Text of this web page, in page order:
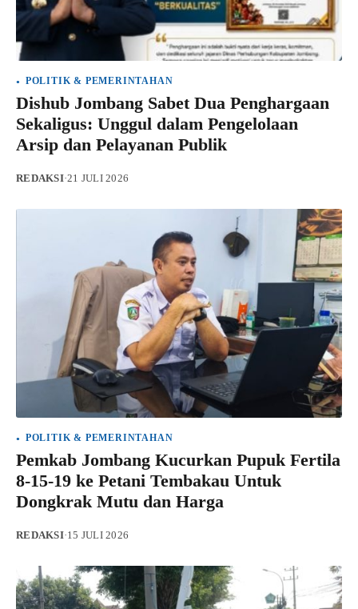
POLITIK & PEMERINTAHAN
Dishub Jombang Sabet Dua Penghargaan
Sekaligus: Unggul dalam Pengelolaan
Arsip dan Pelayanan Publik
REDAKSI·21 JULI 2026
POLITIK & PEMERINTAHAN
Pemkab Jombang Kucurkan Pupuk Fertila
8-15-19 ke Petani Tembakau Untuk
Dongkrak Mutu dan Harga
REDAKSI·15 JULI 2026